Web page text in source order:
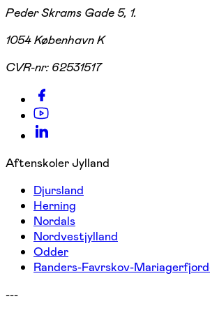
Peder Skrams Gade 5, 1.
1054 København K
CVR-nr: 62531517
Aftenskoler Jylland
Djursland
Herning
Nordals
Nordvestjylland
Odder
Randers-Favrskov-
---